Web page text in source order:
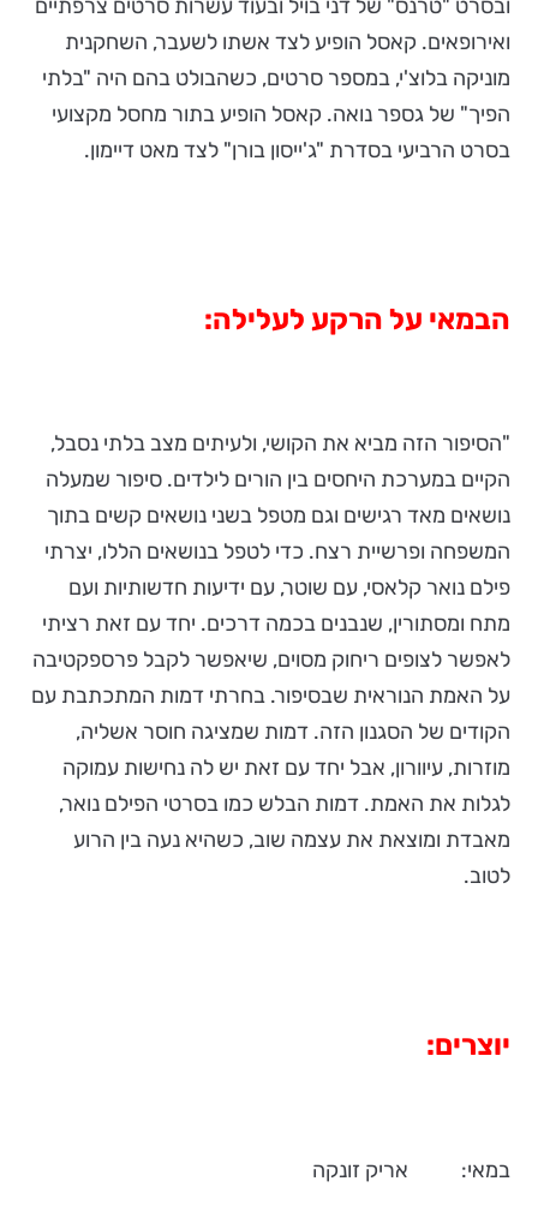
ובסרט "טרנס" של דני בויל ובעוד עשרות סרטים צרפתיים
ואירופאים. קאסל הופיע לצד אשתו לשעבר, השחקנית
מוניקה בלוצ'י, במספר סרטים, כשהבולט בהם היה "בלתי
הפיך" של גספר נואה. קאסל הופיע בתור מחסל מקצועי
בסרט הרביעי בסדרת "ג'ייסון בורן" לצד מאט דיימון.
הבמאי על הרקע לעלילה:
"הסיפור הזה מביא את הקושי, ולעיתים מצב בלתי נסבל,
הקיים במערכת היחסים בין הורים לילדים. סיפור שמעלה
נושאים מאד רגישים וגם מטפל בשני נושאים קשים בתוך
המשפחה ופרשיית רצח. כדי לטפל בנושאים הללו, יצרתי
פילם נואר קלאסי, עם שוטר, עם ידיעות חדשותיות ועם
מתח ומסתורין, שנבנים בכמה דרכים. יחד עם זאת רציתי
לאפשר לצופים ריחוק מסוים, שיאפשר לקבל פרספקטיבה
על האמת הנוראית שבסיפור. בחרתי דמות המתכתבת עם
הקודים של הסגנון הזה. דמות שמציגה חוסר אשליה,
מוזרות, עיוורון, אבל יחד עם זאת יש לה נחישות עמוקה
לגלות את האמת. דמות הבלש כמו בסרטי הפילם נואר,
מאבדת ומוצאת את עצמה שוב, כשהיא נעה בין הרוע
לטוב.
יוצרים:
במאי: אריק זונקה